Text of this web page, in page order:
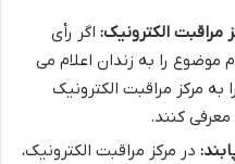
مراقبت الکترونیک: اگر رأی
موضوع را به زندان اعلام می
مرکز مراقبت الکترونیک
کنند.
در مرکز مراقبت الکترونیک،